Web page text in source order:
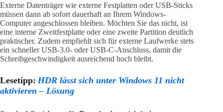
Externe Datenträger wie externe Festplatten oder USB-Sticks
müssen dann ab sofort dauerhaft an Ihrem Windows-
Computer angeschlossen bleiben. Möchten Sie das nicht, ist
eine interne Zweitfestplatte oder eine zweite Partition deutlich
praktischer. Zudem empfiehlt sich für externe Laufwerke stets
ein schneller USB-3.0- oder USB-C-Anschluss, damit die
Schreibgeschwindigkeit ausreichend hoch bleibt.
Lesetipp: HDR lässt sich unter Windows 11 nicht
aktivieren – Lösung